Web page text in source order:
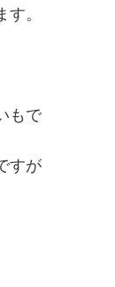
。
もで
すが